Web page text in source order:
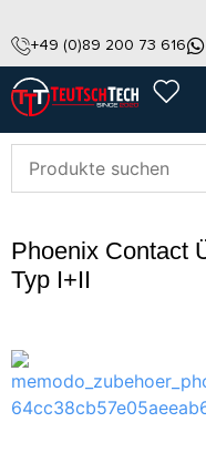
+49 (0)89 200 73 616
Phoenix Contact
Typ I+II